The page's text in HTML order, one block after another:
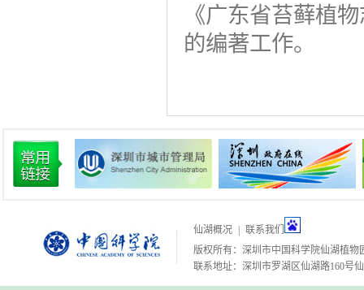
《广东省苔藓植
的编著工作。
仙湖概况
联系我们
版权所有：深圳市中国科学院仙湖植物
联系地址：深圳市罗湖区仙湖路160号